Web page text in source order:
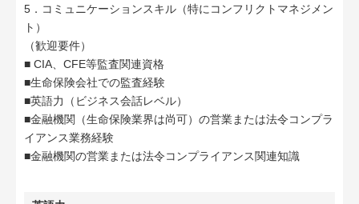
5．コミュニケーションスキル（特にコンフリクトマネジメン
ト）
（歓迎要件）
■ CIA、CFE等監査関連資格
■生命保険会社での監査経験
■英語力（ビジネス会話レベル）
■金融機関（生命保険業界は尚可）の営業または法令コンプラ
イアンス業務経験
■金融機関の営業または法令コンプライアンス関連知識